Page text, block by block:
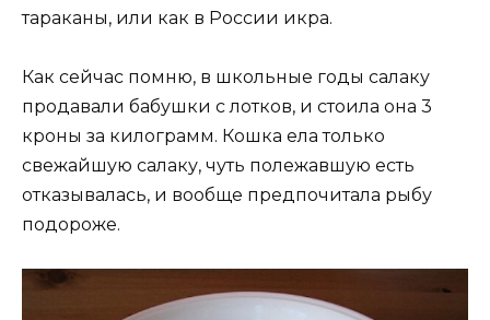
тараканы, или как в России икра.
Как сейчас помню, в школьные годы салаку
продавали бабушки с лотков, и стоила она 3
кроны за килограмм. Кошка ела только
свежайшую салаку, чуть полежавшую есть
отказывалась, и вообще предпочитала рыбу
подороже.